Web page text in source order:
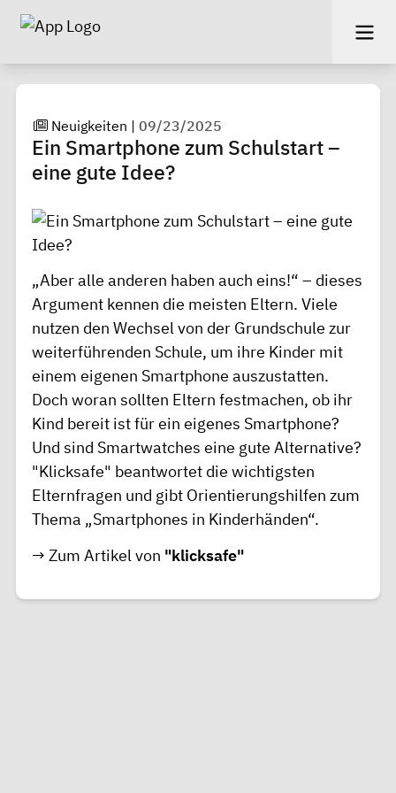
Neuigkeiten |09/23/2025
Ein Smartphone zum Schulstart –
eine gute Idee?
„Aber alle anderen haben auch eins!“ – dieses
Argument kennen die meisten Eltern. Viele
nutzen den Wechsel von der Grundschule zur
weiterführenden Schule, um ihre Kinder mit
einem eigenen Smartphone auszustatten.
Doch woran sollten Eltern festmachen, ob ihr
Kind bereit ist für ein eigenes Smartphone?
Und sind Smartwatches eine gute Alternative?
"Klicksafe" beantwortet die wichtigsten
Elternfragen und gibt Orientierungshilfen zum
Thema „Smartphones in Kinderhänden“.
→ Zum Artikel von "klicksafe"